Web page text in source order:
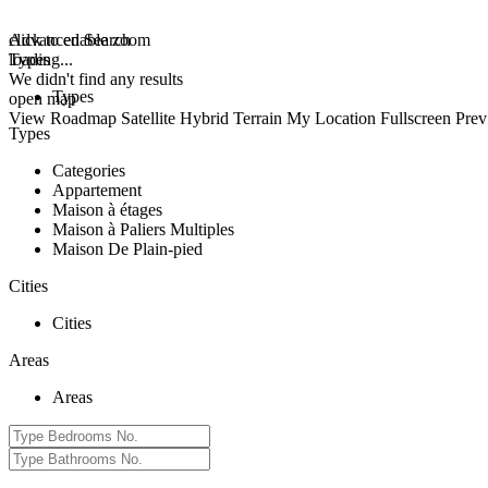
click to enable zoom
loading...
We didn't find any results
open map
View Roadmap Satellite Hybrid Terrain My Location Fullscreen Prev
Advanced Search
Types
Types
Types
Categories
Appartement
Maison à étages
Maison à Paliers Multiples
Maison De Plain-pied
Cities
Cities
Areas
Areas